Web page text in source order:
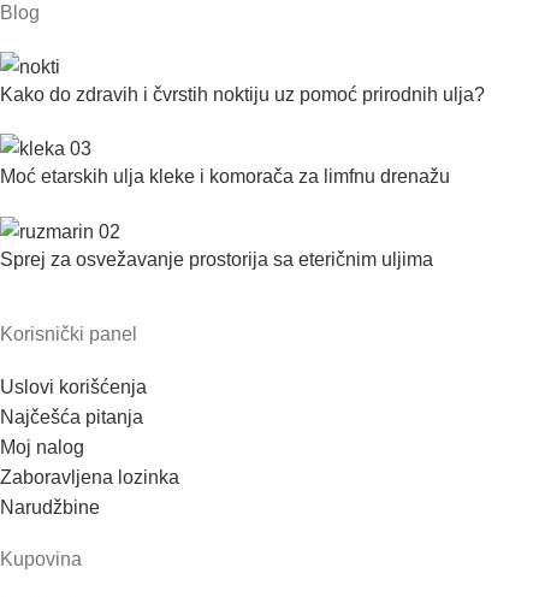
Blog
Kako do zdravih i čvrstih noktiju uz pomoć prirodnih ulja?
Moć etarskih ulja kleke i komorača za limfnu drenažu
Sprej za osvežavanje prostorija sa eteričnim uljima
Korisnički panel
Uslovi korišćenja
Najčešća pitanja
Moj nalog
Zaboravljena lozinka
Narudžbine
Kupovina